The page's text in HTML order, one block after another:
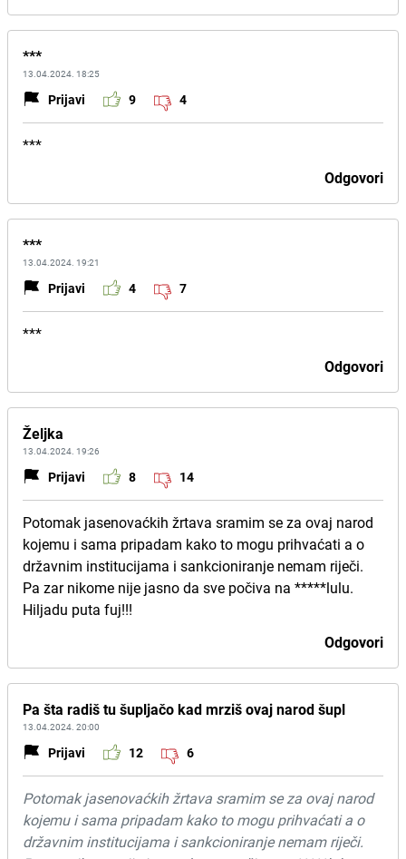
***
13.04.2024. 18:25
Prijavi 9 4
***
Odgovori
***
13.04.2024. 19:21
Prijavi 4 7
***
Odgovori
Željka
13.04.2024. 19:26
Prijavi 8 14
Potomak jasenovaćkih žrtava sramim se za ovaj narod
kojemu i sama pripadam kako to mogu prihvaćati a o
državnim institucijama i sankcioniranje nemam riječi.
Pa zar nikome nije jasno da sve počiva na *****lulu.
Hiljadu puta fuj!!!
Odgovori
Pa šta radiš tu šupljačo kad mrziš ovaj narod šupl
13.04.2024. 20:00
Prijavi 12 6
Potomak jasenovaćkih žrtava sramim se za ovaj narod
kojemu i sama pripadam kako to mogu prihvaćati a o
državnim institucijama i sankcioniranje nemam riječi.